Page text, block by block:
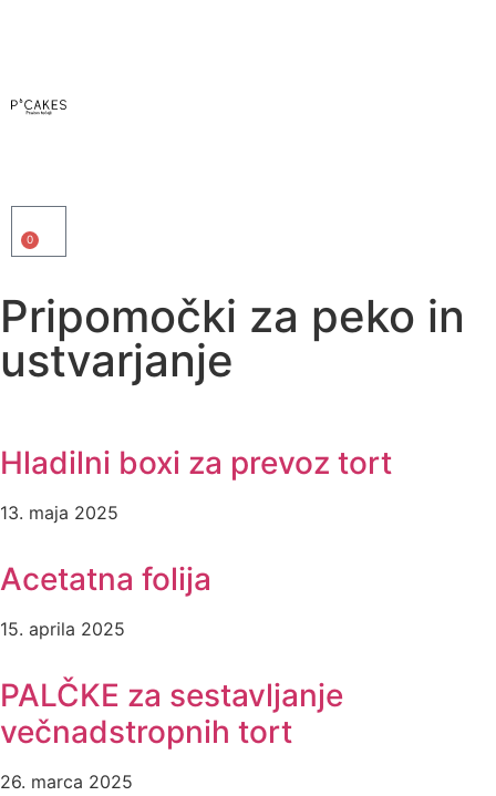
0
Pripomočki za peko in
ustvarjanje
Hladilni boxi za prevoz tort
13. maja 2025
Acetatna folija
15. aprila 2025
PALČKE za sestavljanje
večnadstropnih tort
26. marca 2025